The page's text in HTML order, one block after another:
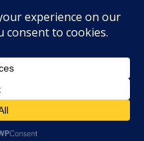
DE NOI
AUR